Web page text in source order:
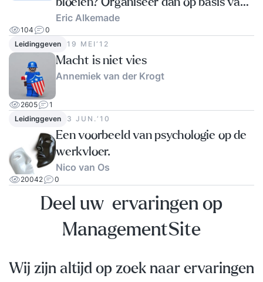
bloeien? Organiseer dan op basis van
positieve psychologie!
Eric Alkemade
104
0
Leidinggeven
19 MEI‘12
Macht is niet vies
Annemiek van der Krogt
2605
1
Leidinggeven
3 JUN.‘10
Een voorbeeld van psychologie op de
werkvloer.
Nico van Os
20042 0
Deel uw ervaringen op
ManagementSite
Wij zijn altijd op zoek naar ervaringen